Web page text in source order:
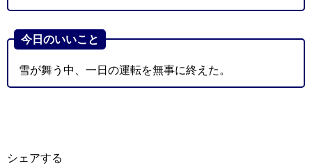
今日のいいこと
雪が舞う中、一日の運転を無事に終えた。
シェアする